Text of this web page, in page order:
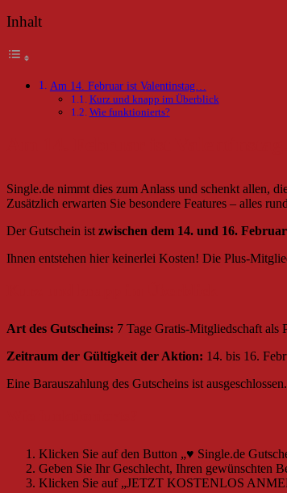
Inhalt
Am 14. Februar ist Valentinstag…
Kurz und knapp im Überblick
Wie funktionierts?
Single.de nimmt dies zum Anlass und schenkt allen,
Zusätzlich erwarten Sie besondere Features – alles
Der Gutschein ist zwischen dem 14. und 16.
Ihnen entstehen hier keinerlei Kosten! Die Plus-
Art des Gutscheins: 7 Tage Gratis-Mitgliedschaft als
Zeitraum der Gültigkeit der Aktion: 14. bis 16.
Eine Barauszahlung des Gutscheins ist
Klicken Sie auf den Button „♥ Single.de
Geben Sie Ihr Geschlecht, Ihren gewünschten
Klicken Sie auf „JETZT KOSTENLOS